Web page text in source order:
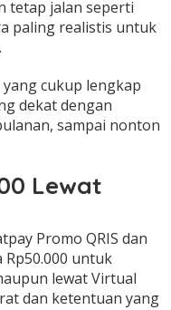
tetap jalan seperti
paling realistis untuk
cukup lengkap
dekat dengan
sampai nonton
Lewat
Promo QRIS dan
untuk
lewat Virtual
dan ketentuan yang